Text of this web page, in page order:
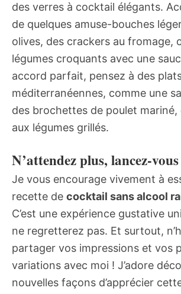
des verres à cocktail élégants.
de quelques amuse-bouches
olives, des crackers au fromage,
légumes croquants avec une
accord parfait, pensez à des
méditerranéennes, comme une
des brochettes de poulet mariné,
aux légumes grillés.
N’attendez plus, lancez-
Je vous encourage vivement à
recette de cocktail sans alcool
C’est une expérience gustative
ne regretterez pas. Et surtout,
partager vos impressions et vos
variations avec moi ! J’adore
nouvelles façons d’apprécier